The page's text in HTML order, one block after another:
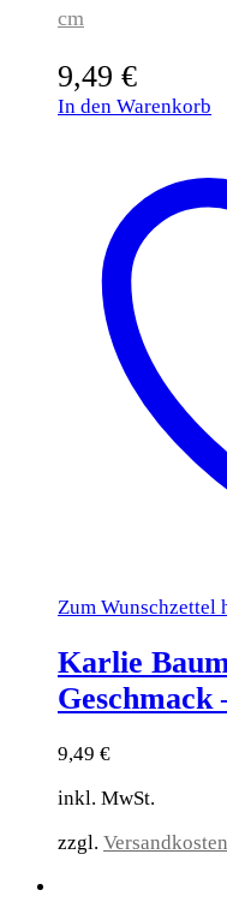
cm
9,49 €
In den Warenkorb
Zum Wunschzettel
Karlie
Geschmack
9,49 €
inkl. MwSt.
zzgl. Versandkosten